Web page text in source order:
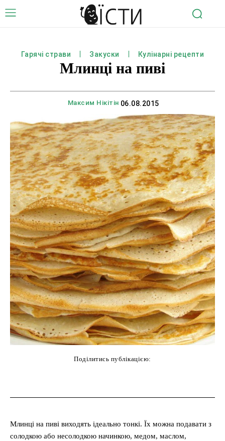
Гарячі страви Закуски Кулінарні рецепти
Млинці на пиві
Максим Нікітін 06.08.2015
Поділитись публікацією:
Млинці на пиві виходять ідеально тонкі. Їх можна подавати з
солодкою або несолодкою начинкою, медом, маслом,